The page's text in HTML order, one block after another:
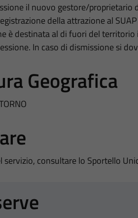
il nuovo gestore/
della attrazione al
è destinata al di fuori del
In caso di dismissione si
Geografica
servizio, consultare lo Sportello